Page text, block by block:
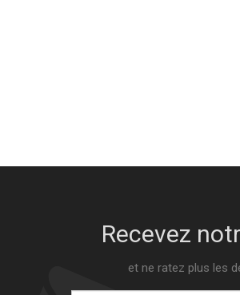
Recevez
et ne ratez plus les